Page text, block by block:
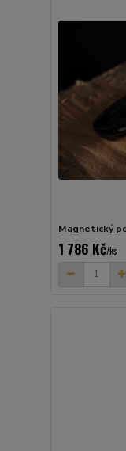
Magnetický
1 786 Kč/ks